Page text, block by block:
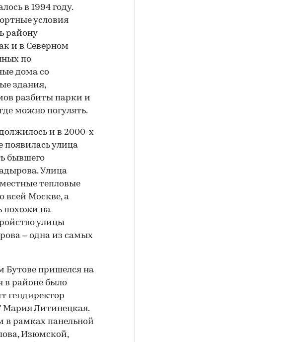
в 1994 году.
условия
району
и в Северном
по
дома со
здания,
разбиты парки и
можно погулять.
и в 2000-х
появилась улица
бывшего
Улица
тепловые
всей Москве, а
похожи на
улицы
– одна из самых
Бутове пришелся на
в районе было
гендиректор
Литинецкая.
в рамках панельной
Изюмской,